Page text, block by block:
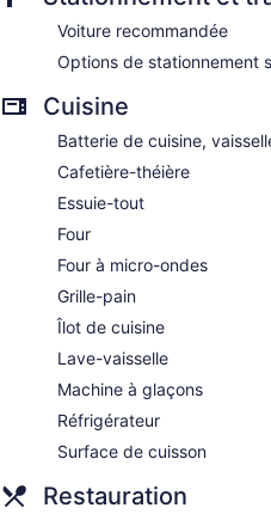
Voiture recommandée
Options de stationnement
Cuisine
Batterie de cuisine,
Cafetière-théière
Essuie-tout
Four
Four à micro-ondes
Grille-pain
Îlot de cuisine
Lave-vaisselle
Machine à glaçons
Réfrigérateur
Surface de cuisson
Restauration